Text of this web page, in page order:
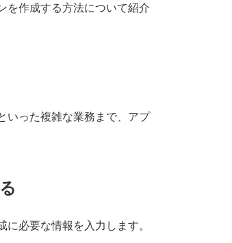
を作成する方法について紹介
いった複雑な業務まで、アプ
必要な情報を入力します。